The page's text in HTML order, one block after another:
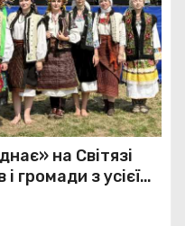
на Світязі
громади з усієї